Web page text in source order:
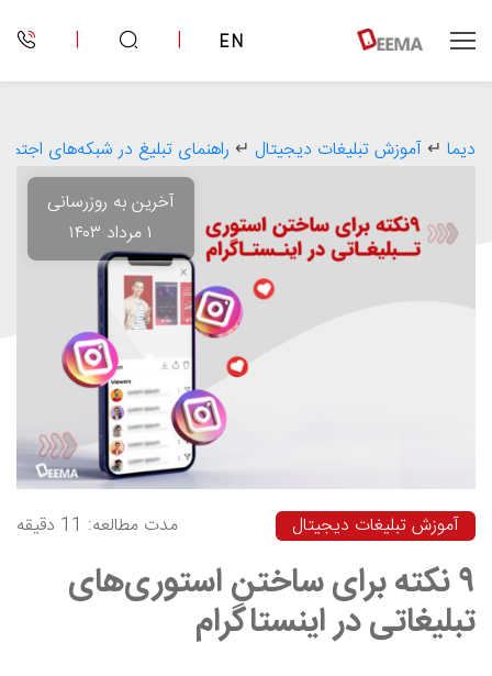
EN
|
|
دیما ↵ آموزش تبلیغات دیجیتال ↵ راهنمای تبلیغ در شبکه‌های
آخرین به روزرسانی
۱ مرداد ۱۴۰۳
آموزش تبلیغات دیجیتال مدت مطالعه: 11 دقیقه
۹ نکته برای ساختن استوری‌های
تبلیغاتی در اینستاگرام